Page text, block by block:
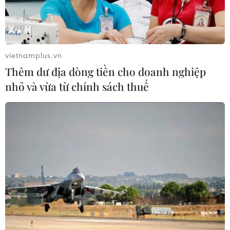
Sơn La: Bắt hai đối tượng mua bán
ma túy, thu giữ hơn 3.500 viên hồng
Cựu Thứ trưởng Nguyễn Bá Hoan và
27 bị cáo khác chuẩn bị ra hầu tòa
09/08/2026 10:01
vietnamplus.vn
Thêm dư địa dòng tiền cho doanh nghiệp
nhỏ và vừa từ chính sách thuế